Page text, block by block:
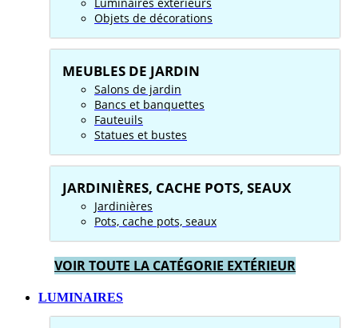
Objets de décorations
MEUBLES DE JARDIN
Salons de jardin
Bancs et banquettes
Fauteuils
Statues et bustes
JARDINIÈRES, CACHE POTS, SEAUX
Jardinières
Pots, cache pots, seaux
VOIR TOUTE LA CATÉGORIE EXTÉRIEUR
LUMINAIRES